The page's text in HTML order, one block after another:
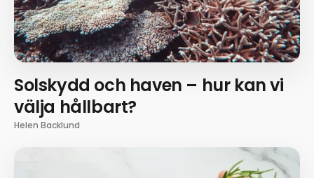
Solskydd och haven – hur kan vi
välja hållbart?
Helen Backlund